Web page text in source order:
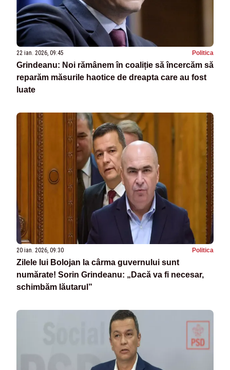
22 ian. 2026, 09:45 Politica
Grindeanu: Noi rămânem în coaliție să încercăm să
reparăm măsurile haotice de dreapta care au fost
luate
20 ian. 2026, 09:30 Politica
Zilele lui Bolojan la cârma guvernului sunt
numărate! Sorin Grindeanu: „Dacă va fi necesar,
schimbăm lăutarul”